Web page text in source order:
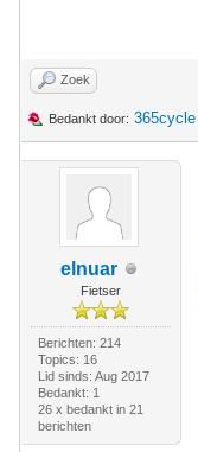
Zoek
Bedankt door: 365cycle
elnuar
Fietser
Berichten: 214
Topics: 16
Lid sinds: Aug 2017
Bedankt: 1
26 x bedankt in 21
berichten